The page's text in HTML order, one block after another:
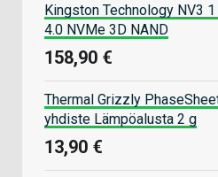
Kingston Technology NV3
4.0 NVMe 3D NAND
158,90 €
Thermal Grizzly
yhdiste Lämpöalusta 2 g
13,90 €